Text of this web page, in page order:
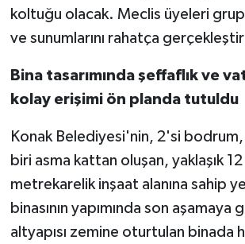
koltuğu olacak. Meclis üyeleri grup
ve sunumlarını rahatça
Bina tasarımında şeffaflık ve
kolay erişimi ön planda tutuldu
Konak Belediyesi'nin, 2'si
biri asma kattan oluşan, yaklaşık
metrekarelik inşaat alanına sahip
binasının yapımında son aşamaya
altyapısı zemine oturtulan binada